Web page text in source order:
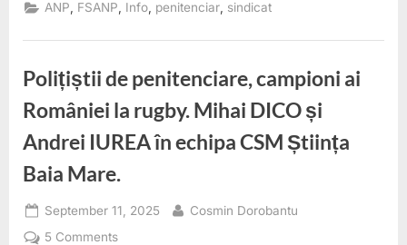
timp
Poliția
cu
logica
secolului
trecut.
de
polițiști
garduri.”
ANP FSANP Info penitenciar sindicat
Polițiștii de penitenciare, campioni ai
României la rugby. Mihai DICO și
Andrei IUREA în echipa CSM Știința
Baia Mare.
Posted
on
September 11, 2025 By
Cosmin Dorobantu
5 Commentson